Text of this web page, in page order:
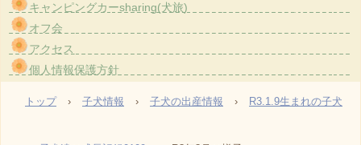
〒567-0851 大阪府茨木市真砂1-2-30
キャンピングカーsharing(犬旅)
オフ会
アクセス
個人情報保護方針
トップ › 子犬情報 › 子犬の出産情報 › R3.1.9生まれの子犬